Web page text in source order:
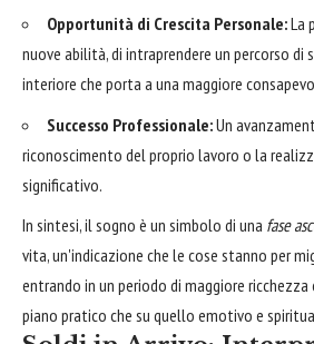
Opportunità di Crescita Personale:La
nuove abilità, di intraprendere un percorso di
interiore che porta a una maggiore
Successo Professionale:Un
riconoscimento del proprio lavoro o la
significativo.
In sintesi, il sogno è un simbolo di una fase
vita, un'indicazione che le cose stanno per
entrando in un periodo di maggiore
piano pratico che su quello emotivo e